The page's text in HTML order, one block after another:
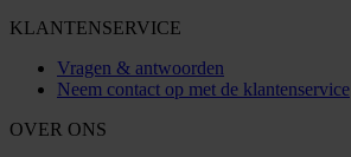
KLANTENSERVICE
Vragen & antwoorden
Neem contact op met de klantenservice
OVER ONS